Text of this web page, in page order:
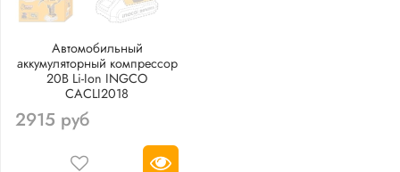
Автомобильный
аккумуляторный компрессор
20В Li-Ion INGCO
CACLI2018
2915 руб